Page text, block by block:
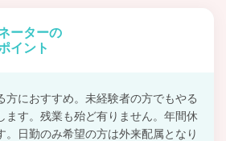
ーターの
イント
方におすすめ。未経験者の方でもやる
ます。残業も殆ど有りません。年間休
。日勤のみ希望の方は外来配属となり